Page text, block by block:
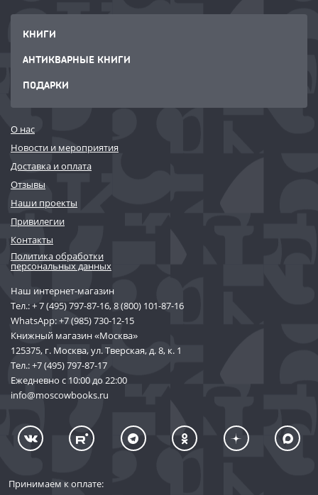
КНИГИ
АНТИКВАРНЫЕ КНИГИ
ПОДАРКИ
О нас
Новости и мероприятия
Доставка и оплата
Отзывы
Наши проекты
Привилегии
Контакты
Политика обработки
персональных данных
Наш интернет-магазин
Тел.:+ 7 (495) 797-87-16,8 (800) 101-87-16
WhatsApp:+7 (985) 730-12-15
Книжный магазин «Москва»
125375, г. Москва, ул. Тверская, д. 8, к. 1
Тел.:+7 (495) 797-87-17
Ежедневно с 10:00 до 22:00
info@moscowbooks.ru
Принимаем к оплате: